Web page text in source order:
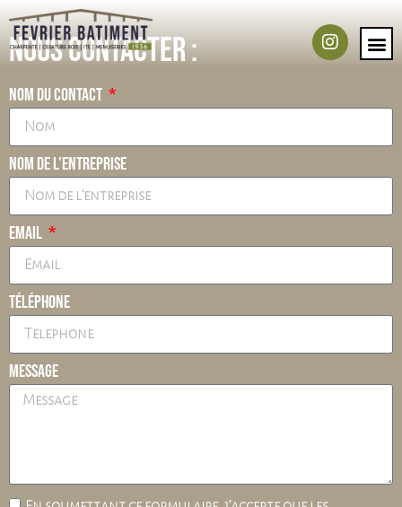
Nous contacter :
Nom du contact
Nom de l'entreprise
Email
Téléphone
Message